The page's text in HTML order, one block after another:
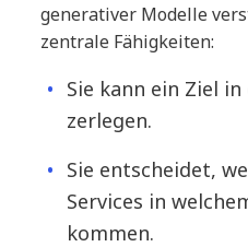
generativer Modelle
zentrale Fähigkeiten:
Sie kann ein Ziel
zerlegen.
Sie entscheidet,
Services in
kommen.